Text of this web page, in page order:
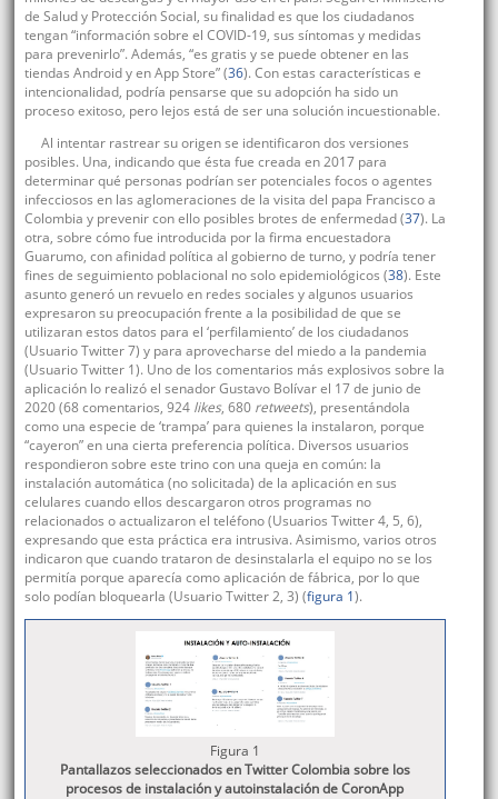
de Salud y Protección Social, su finalidad es que los ciudadanos
tengan “información sobre el COVID-19, sus síntomas y medidas
para prevenirlo”. Además, “es gratis y se puede obtener en las
tiendas Android y en App Store” (36). Con estas características e
intencionalidad, podría pensarse que su adopción ha sido un
proceso exitoso, pero lejos está de ser una solución incuestionable.
Al intentar rastrear su origen se identificaron dos versiones
posibles. Una, indicando que ésta fue creada en 2017 para
determinar qué personas podrían ser potenciales focos o agentes
infecciosos en las aglomeraciones de la visita del papa Francisco a
Colombia y prevenir con ello posibles brotes de enfermedad (37). La
otra, sobre cómo fue introducida por la firma encuestadora
Guarumo, con afinidad política al gobierno de turno, y podría tener
fines de seguimiento poblacional no solo epidemiológicos (38). Este
asunto generó un revuelo en redes sociales y algunos usuarios
expresaron su preocupación frente a la posibilidad de que se
utilizaran estos datos para el ‘perfilamiento’ de los ciudadanos
(Usuario Twitter 7) y para aprovecharse del miedo a la pandemia
(Usuario Twitter 1). Uno de los comentarios más explosivos sobre la
aplicación lo realizó el senador Gustavo Bolívar el 17 de junio de
2020 (68 comentarios, 924 likes, 680 retweets), presentándola
como una especie de ‘trampa’ para quienes la instalaron, porque
“cayeron” en una cierta preferencia política. Diversos usuarios
respondieron sobre este trino con una queja en común: la
instalación automática (no solicitada) de la aplicación en sus
celulares cuando ellos descargaron otros programas no
relacionados o actualizaron el teléfono (Usuarios Twitter 4, 5, 6),
expresando que esta práctica era intrusiva. Asimismo, varios otros
indicaron que cuando trataron de desinstalarla el equipo no se los
permitía porque aparecía como aplicación de fábrica, por lo que
solo podían bloquearla (Usuario Twitter 2, 3) (figura 1).
Figura 1
Pantallazos seleccionados en Twitter Colombia sobre los
procesos de instalación y autoinstalación de CoronApp